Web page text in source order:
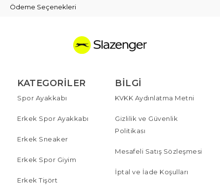
Ödeme Seçenekleri
KATEGORILER
Spor Ayakkabı
Erkek Spor Ayakkabı
Erkek Sneaker
Erkek Spor Giyim
Erkek Tişört
BILGI
KVKK Aydınlatma Metni
Gizlilik ve Güvenlik
Politikası
Mesafeli Satış Sözleşmesi
İptal ve İade Koşulları